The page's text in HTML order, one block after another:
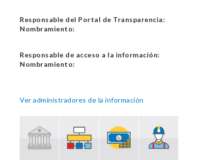
Responsable del Portal de Transparencia:
Nombramiento:
Responsable de acceso a la información:
Nombramiento:
Ver administradores de la información